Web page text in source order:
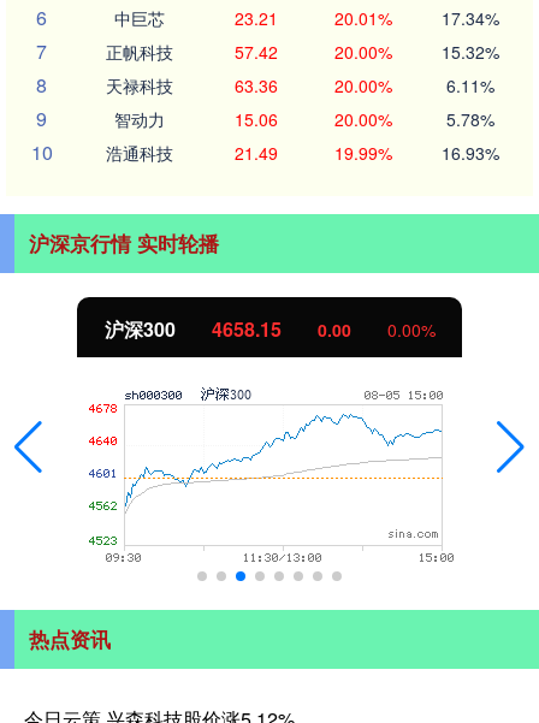
6 中巨芯 23.21 20.01% 17.34%
7 正帆科技 57.42 20.00% 15.32%
8 天禄科技 63.36 20.00% 6.11%
9 智动力 15.06 20.00% 5.78%
10 浩通科技 21.49 19.99% 16.93%
沪深京行情 实时轮播
沪深300 4658.15 0.00 0.00%
热点资讯